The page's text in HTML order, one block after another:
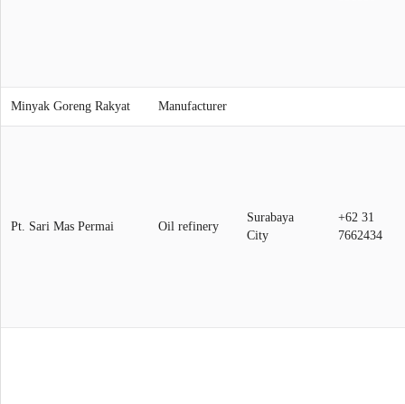
Minyak Goreng Rakyat Manufacturer
Pt. Sari Mas Permai Oil refinery
Surabaya
City
+62 31
7662434